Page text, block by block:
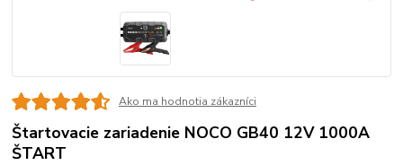
Ako ma hodnotia zákazníci
Štartovacie zariadenie NOCO GB40 12V 1000A
ŠTART